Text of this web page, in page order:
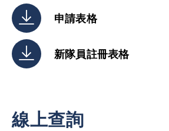
申請表格
新隊員註冊表格
線上查詢